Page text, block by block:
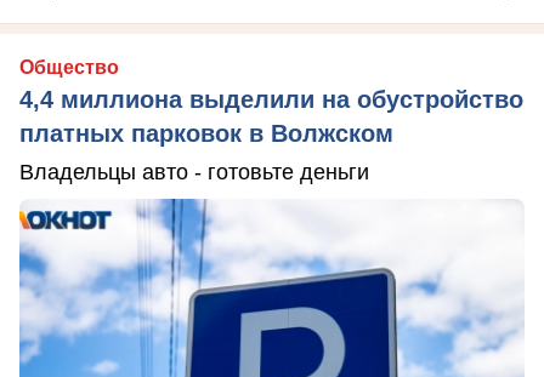
Общество
4,4 миллиона выделили на обустройство
платных парковок в Волжском
Владельцы авто - готовьте деньги